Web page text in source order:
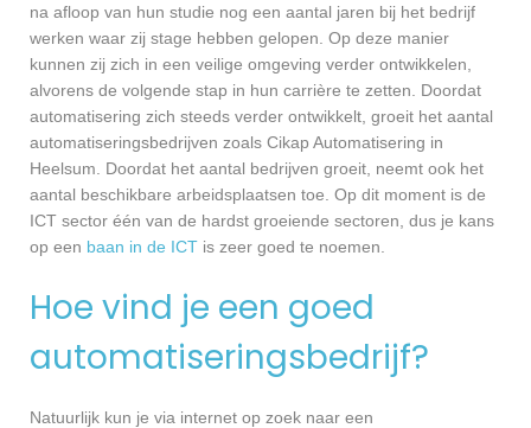
na afloop van hun studie nog een aantal jaren bij het bedrijf
werken waar zij stage hebben gelopen. Op deze manier
kunnen zij zich in een veilige omgeving verder ontwikkelen,
alvorens de volgende stap in hun carrière te zetten. Doordat
automatisering zich steeds verder ontwikkelt, groeit het aantal
automatiseringsbedrijven zoals Cikap Automatisering in
Heelsum. Doordat het aantal bedrijven groeit, neemt ook het
aantal beschikbare arbeidsplaatsen toe. Op dit moment is de
ICT sector één van de hardst groeiende sectoren, dus je kans
op een baan in de ICT is zeer goed te noemen.
Hoe vind je een goed
automatiseringsbedrijf?
Natuurlijk kun je via internet op zoek naar een